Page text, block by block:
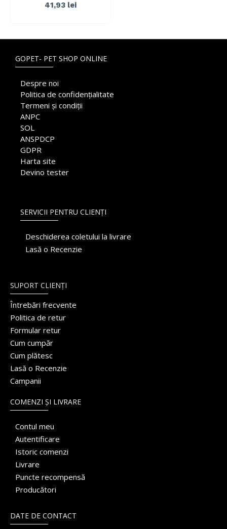
41,93 lei
GOPET- PET SHOP ONLINE
Despre noi
Politica de confidențialitate
Termeni și condiții
ANPC
SOL
ANSPDCP
GDPR
Harta site
Devino tester
SERVICII PENTRU CLIENȚI
Deschiderea coletului la livrare
Lasă o Recenzie
SUPORT CLIENȚI
Întrebări frecvente
Politica de retur
Formular retur
Cum cumpăr
Cum plătesc
Lasă o Recenzie
Campanii
COMENZI ȘI LIVRARE
Contul meu
Autentificare
Istoric comenzi
Livrare
Puncte recompensă
Producători
DATE DE CONTACT